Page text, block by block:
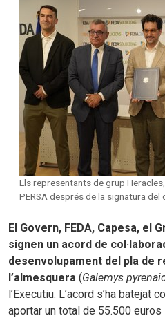
Els representants de grup
PERSA després de la signatura del
El Govern, FEDA, Capesa, el
signen un acord de
desenvolupament del pla de
l’almesquera (Galemys
l’Executiu. L’acord s’ha batejat
aportar un total de 55.500